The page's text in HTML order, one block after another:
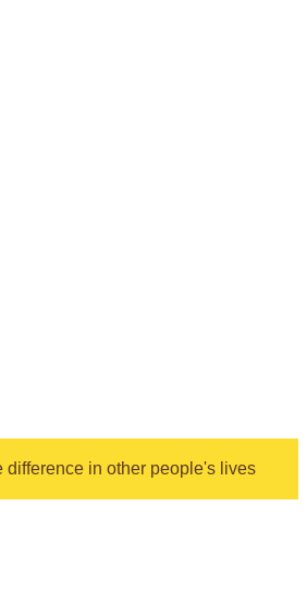
in other people's lives